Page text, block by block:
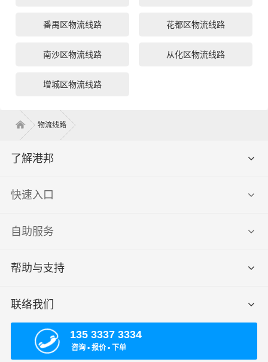
番禺区物流线路 花都区物流线路
南沙区物流线路 从化区物流线路
增城区物流线路
物流线路
了解港邦
快速入口
自助服务
帮助与支持
联络我们
135 3337 3334
咨询 ▪ 报价 ▪ 下单